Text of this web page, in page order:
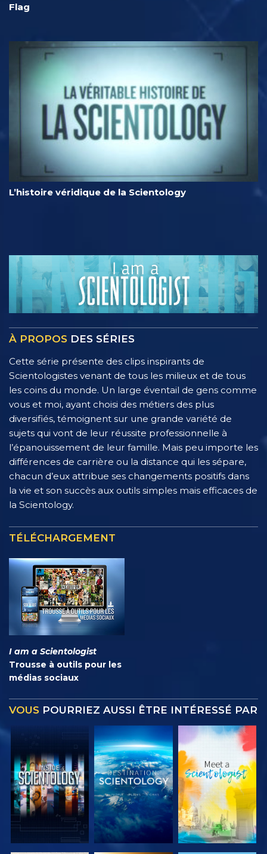
Flag
L’histoire véridique de la Scientology
À PROPOS DES SÉRIES
Cette série présente des clips inspirants de
Scientologistes venant de tous les milieux et de tous
les coins du monde. Un large éventail de gens comme
vous et moi, ayant choisi des métiers des plus
diversifiés, témoignent sur une grande variété de
sujets qui vont de leur réussite professionnelle à
l’épanouissement de leur famille. Mais peu importe les
différences de carrière ou la distance qui les sépare,
chacun d’eux attribue ses changements positifs dans
la vie et son succès aux outils simples mais efficaces de
la Scientology.
TÉLÉCHARGEMENT
I am a Scientologist
Trousse à outils pour les
médias sociaux
VOUS POURRIEZ AUSSI ÊTRE INTÉRESSÉ PAR